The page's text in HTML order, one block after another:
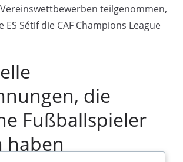
teilgenommen,
ES Sétif die CAF Champions League
die
Fußballspieler
haben